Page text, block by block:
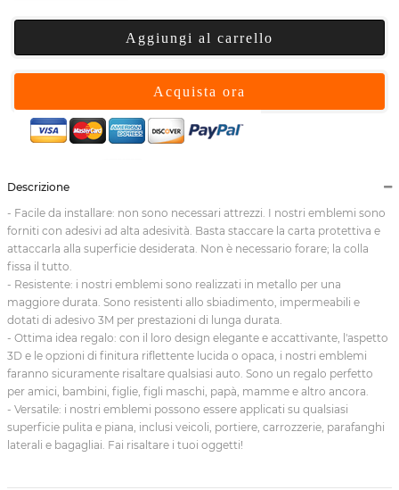
Aggiungi al carrello
Acquista ora
Descrizione
- Facile da installare: non sono necessari attrezzi. I nostri emblemi sono
forniti con adesivi ad alta adesività. Basta staccare la carta protettiva e
attaccarla alla superficie desiderata. Non è necessario forare; la colla
fissa il tutto.
- Resistente: i nostri emblemi sono realizzati in metallo per una
maggiore durata. Sono resistenti allo sbiadimento, impermeabili e
dotati di adesivo 3M per prestazioni di lunga durata.
- Ottima idea regalo: con il loro design elegante e accattivante, l'aspetto
3D e le opzioni di finitura riflettente lucida o opaca, i nostri emblemi
faranno sicuramente risaltare qualsiasi auto. Sono un regalo perfetto
per amici, bambini, figlie, figli maschi, papà, mamme e altro ancora.
- Versatile: i nostri emblemi possono essere applicati su qualsiasi
superficie pulita e piana, inclusi veicoli, portiere, carrozzerie, parafanghi
laterali e bagagliai. Fai risaltare i tuoi oggetti!